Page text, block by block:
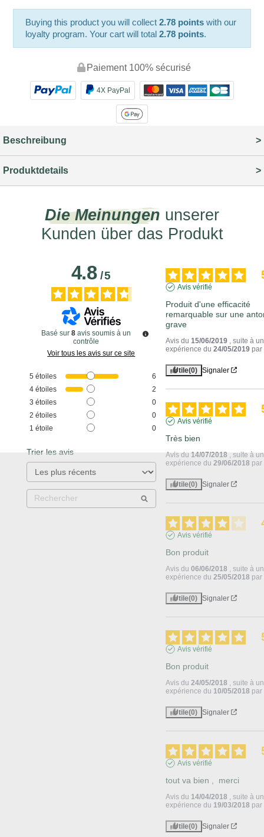
Buying this product you will collect2.78 points with our
loyalty program. Your cart will total2.78 points.
Paiement 100% sécurisé
4X PayPal
Beschreibung
Produktdetails
Die Meinungen unserer
Kunden über das Produkt
4.8/5
Basé sur 8 avis soumis à un
contrôle
Voir tous les avis sur ce site
5 étoiles
6
4 étoiles
2
3 étoiles
0
2 étoiles
0
1 étoile 0
Trier les avis
Avis vérifié
Produit d'une efficacité
remarquable sur une
grave
Avis du 15/06/2019
, suite à
expérience du24/05/2019 par
Utile(0) Signaler
Avis vérifié
Très bien
Avis du14/07/2018
, suite à
expérience du29/06/2018 par
Utile(0) Signaler
Avis vérifié
Bon produit
Avis du06/06/2018
, suite à
expérience du25/05/2018 par
Utile(0) Signaler
Avis vérifié
Bon produit
Avis du24/05/2018
, suite à
expérience du 10/05/2018 par
Utile(0) Signaler
Avis vérifié
tout va bien ,  merci
Avis du 14/04/2018
, suite à
expérience du 19/03/2018 par
Utile(0) Signaler